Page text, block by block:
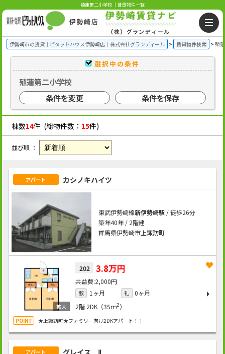
殖蓮第二小学校 ｜賃貸物件一覧
伊勢崎市の賃貸｜ピタットハウス伊勢崎店｜株式会社グランディール 賃貸物件検索 殖
選択中の条件
殖蓮第二小学校
条件を変更
条件を保存
棟数14件 (総物件数： 15件)
並び順 ：
アパート カシノキハイツ
東武伊勢崎線新伊勢崎駅/ 徒歩26分
築年40年 / 2階建
群馬県伊勢崎市上諏訪町
202 3.8万円
2,000円
敷 1ヶ月 礼
0ヶ月
2階 2DK（35ｍ2）
★上諏訪町★ファミリー向け2DKアパート！！
アパート グレイス Ⅱ